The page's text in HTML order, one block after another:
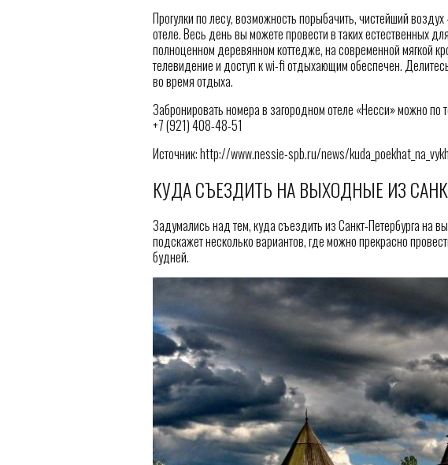
Прогулки по лесу, возможность порыбачить, чистейший
отеле. Весь день вы можете провести в таких естественных
полноценном деревянном коттедже, на современной мягкой
телевидение и доступ к wi-fi отдыхающим обеспечен.
во время отдыха.
Забронировать номера в загородном отеле «Несси» можно по
+7 (921) 408-48-51
Источник: http://www.nessie-spb.ru/news/
КУДА СЪЕЗДИТЬ НА ВЫХОДНЫЕ ИЗ
Задумались над тем, куда съездить из Санкт-Петербурга на
подскажет несколько вариантов, где можно прекрасно
будней.